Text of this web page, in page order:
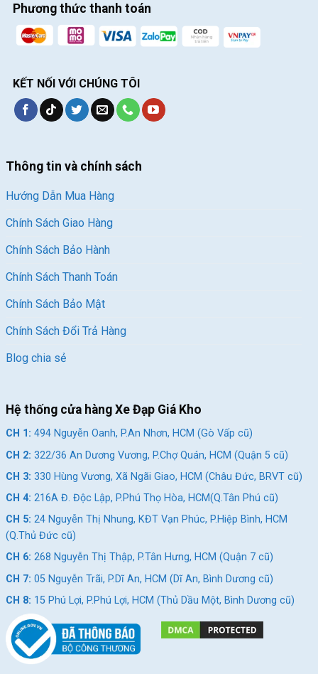
Phương thức thanh toán
KẾT NỐI VỚI CHÚNG TÔI
Thông tin và chính sách
Hướng Dẫn Mua Hàng
Chính Sách Giao Hàng
Chính Sách Bảo Hành
Chính Sách Thanh Toán
Chính Sách Bảo Mật
Chính Sách Đổi Trả Hàng
Blog chia sẻ
Hệ thống cửa hàng Xe Đạp Giá Kho
CH 1: 494 Nguyễn Oanh, P.An Nhơn, HCM (Gò Vấp cũ)
CH 2: 322/36 An Dương Vương, P.Chợ Quán, HCM (Quận 5 cũ)
CH 3: 330 Hùng Vương, Xã Ngãi Giao, HCM (Châu Đức, BRVT cũ)
CH 4: 216A Đ. Độc Lập, P.Phú Thọ Hòa, HCM(Q.Tân Phú cũ)
CH 5: 24 Nguyễn Thị Nhung, KĐT Vạn Phúc, P.Hiệp Bình, HCM
(Q.Thủ Đức cũ)
CH 6: 268 Nguyễn Thị Thập, P.Tân Hưng, HCM (Quận 7 cũ)
CH 7: 05 Nguyễn Trãi, P.Dĩ An, HCM (Dĩ An, Bình Dương cũ)
CH 8: 15 Phú Lợi, P.Phú Lợi, HCM (Thủ Dầu Một, Bình Dương cũ)